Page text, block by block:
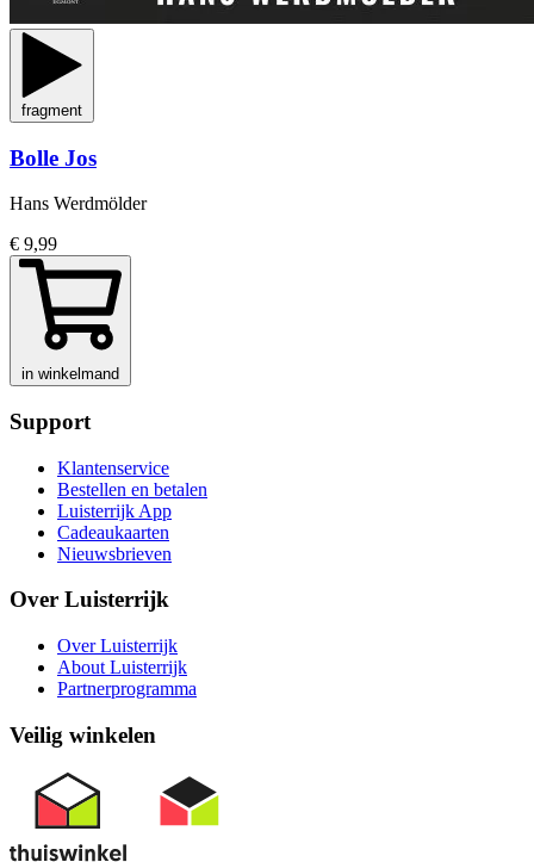
fragment
Bolle Jos
Hans Werdmölder
€ 9,99
in winkelmand
Support
Klantenservice
Bestellen en betalen
Luisterrijk App
Cadeaukaarten
Nieuwsbrieven
Over Luisterrijk
Over Luisterrijk
About Luisterrijk
Partnerprogramma
Veilig winkelen